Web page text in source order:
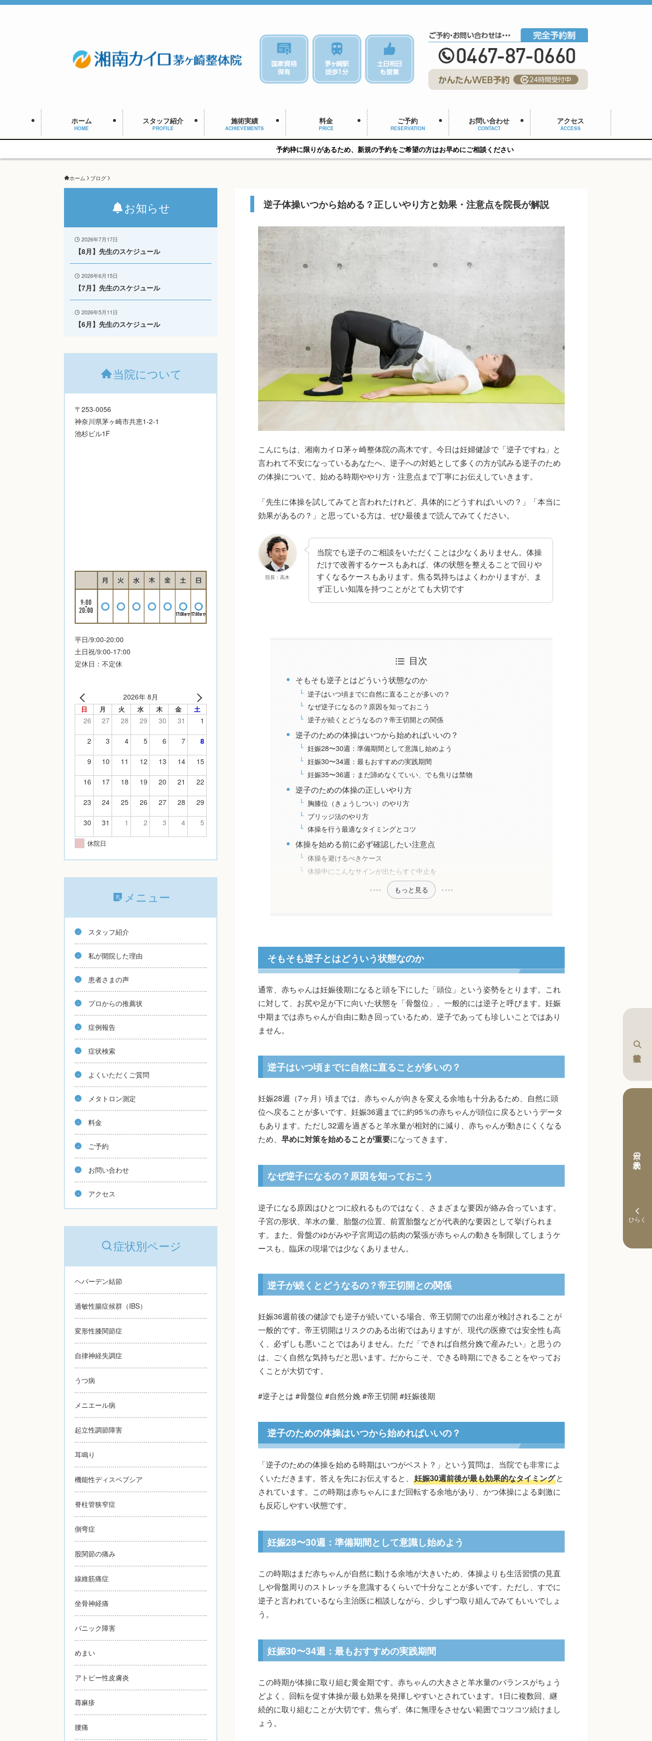
ホーム
HOME
スタッフ紹介
PROFILE
施術実績
ACHIEVEMENTS
料金
PRICE
ご予約
RESERVATION
お問い合わせ
CONTACT
アクセス
ACCESS
予約枠に限りがあるため、新規の予約をご希望の方はお早めにご相談ください
ホーム ブログ
逆子体操いつから始める？正しいやり方と効果・注意点を院長が解説
本日の予約状況
こんにちは、湘南カイロ茅ヶ崎整体院の高木です。今日は妊婦健診で「逆子ですね」と
言われて不安になっているあなたへ、逆子への対処として多くの方が試みる逆子のため
の体操について、始める時期ややり方・注意点まで丁寧にお伝えしていきます。
「先生に体操を試してみてと言われたけれど、具体的にどうすればいいの？」「本当に
効果があるの？」と思っている方は、ぜひ最後まで読んでみてください。
院長：高木
当院でも逆子のご相談をいただくことは少なくありません。体操
だけで改善するケースもあれば、体の状態を整えることで回りや
すくなるケースもあります。焦る気持ちはよくわかりますが、ま
ず正しい知識を持つことがとても大切です
目次
そもそも逆子とはどういう状態なのか
逆子はいつ頃までに自然に直ることが多いの？
なぜ逆子になるの？原因を知っておこう
逆子が続くとどうなるの？帝王切開との関係
逆子のための体操はいつから始めればいいの？
妊娠28〜30週：準備期間として意識し始めよう
妊娠30〜34週：最もおすすめの実践期間
妊娠35〜36週：まだ諦めなくていい、でも焦りは禁物
逆子のための体操の正しいやり方
胸膝位（きょうしつい）のやり方
ブリッジ法のやり方
体操を行う最適なタイミングとコツ
体操を始める前に必ず確認したい注意点
体操を避けるべきケース
体操中にこんなサインが出たらすぐ中止を
もっと見る
そもそも逆子とはどういう状態なのか
通常、赤ちゃんは妊娠後期になると頭を下にした「頭位」という姿勢をとります。これ
に対して、お尻や足が下に向いた状態を「骨盤位」、一般的には逆子と呼びます。妊娠
中期までは赤ちゃんが自由に動き回っているため、逆子であっても珍しいことではあり
ません。
逆子はいつ頃までに自然に直ることが多いの？
妊娠28週（7ヶ月）頃までは、赤ちゃんが向きを変える余地も十分あるため、自然に頭
位へ戻ることが多いです。妊娠36週までに約95％の赤ちゃんが頭位に戻るというデータ
もあります。ただし32週を過ぎると羊水量が相対的に減り、赤ちゃんが動きにくくなる
ため、 早めに対策を始めることが重要になってきます。
なぜ逆子になるの？原因を知っておこう
逆子になる原因はひとつに絞れるものではなく、さまざまな要因が絡み合っています。
子宮の形状、羊水の量、胎盤の位置、前置胎盤などが代表的な要因として挙げられま
す。また、骨盤のゆがみや子宮周辺の筋肉の緊張が赤ちゃんの動きを制限してしまうケ
ースも、臨床の現場では少なくありません。
逆子が続くとどうなるの？帝王切開との関係
妊娠36週前後の健診でも逆子が続いている場合、帝王切開での出産が検討されることが
一般的です。帝王切開はリスクのある出術ではありますが、現代の医療では安全性も高
く、必ずしも悪いことではありません。ただ「できれば自然分娩で産みたい」と思うの
は、ごく自然な気持ちだと思います。だからこそ、できる時期にできることをやってお
くことが大切です。
#逆子とは #骨盤位 #自然分娩 #帝王切開 #妊娠後期
逆子のための体操はいつから始めればいいの？
「逆子のための体操を始める時期はいつがベスト？」という質問は、当院でも非常によ
くいただきます。答えを先にお伝えすると、 妊娠30週前後が最も効果的なタイミングと
されています。この時期は赤ちゃんにまだ回転する余地があり、かつ体操による刺激に
も反応しやすい状態です。
妊娠28〜30週：準備期間として意識し始めよう
この時期はまだ赤ちゃんが自然に動ける余地が大きいため、体操よりも生活習慣の見直
しや骨盤周りのストレッチを意識するくらいで十分なことが多いです。ただし、すでに
逆子と言われているなら主治医に相談しながら、少しずつ取り組んでみてもいいでしょ
う。
妊娠30〜34週：最もおすすめの実践期間
この時期が体操に取り組む黄金期です。赤ちゃんの大きさと羊水量のバランスがちょう
どよく、回転を促す体操が最も効果を発揮しやすいとされています。1日に複数回、継
続的に取り組むことが大切です。焦らず、体に無理をさせない範囲でコツコツ続けまし
ょう。
お知らせ
2026年7月17日
【8月】先生のスケジュール
2026年6月15日
【7月】先生のスケジュール
2026年5月11日
【6月】先生のスケジュール
当院について
〒253-0056
神奈川県茅ヶ崎市共恵1-2-1
池杉ビル1F
平日/9:00-20:00
土日祝/9:00-17:00
定休日：不定休
2026年 8月
日 月 火 水 木 金 土
26 27 28 29 30 31 1
2 3 4 5 6 7 8
9 10 11 12 13 14 15
16 17 18 19 20 21 22
23 24 25 26 27 28 29
30 31 1 2 3 4 5
休院日
メニュー
スタッフ紹介
私が開院した理由
患者さまの声
プロからの推薦状
症例報告
症状検索
よくいただくご質問
メタトロン測定
料金
ご予約
お問い合わせ
アクセス
症状別ページ
ヘバーデン結節
過敏性腸症候群（IBS）
変形性膝関節症
自律神経失調症
うつ病
メニエール病
起立性調節障害
耳鳴り
機能性ディスペプシア
脊柱管狭窄症
側弯症
股関節の痛み
線維筋痛症
坐骨神経痛
パニック障害
めまい
アトピー性皮膚炎
蕁麻疹
腰痛